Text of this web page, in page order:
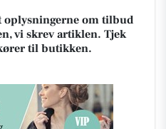
oplysningerne om tilbud
vi skrev artiklen. Tjek
til butikken.